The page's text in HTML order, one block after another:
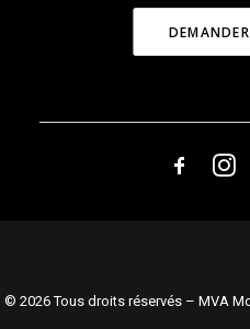
© 2026 Tous droits réservés – MVA